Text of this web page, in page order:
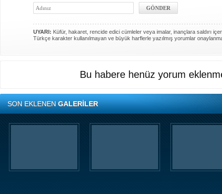
UYARI: Küfür, hakaret, rencide edici cümleler veya imalar, inançlara saldırı
Türkçe karakter kullanılmayan ve büyük harflerle yazılmış yorumlar
Bu habere henüz yorum
SON EKLENENGALERİLER